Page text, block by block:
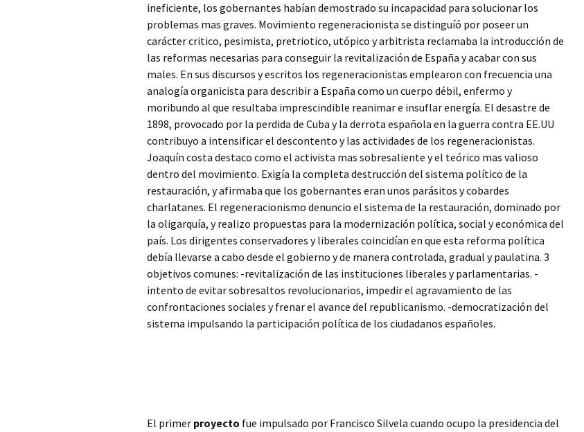
ineficiente, los gobernantes habían demostrado su incapacidad para solucionar los
problemas mas graves. Movimiento regeneracionista se distinguíó por poseer un
carácter critico, pesimista, pretriotico, utópico y arbitrista reclamaba la introducción de
las reformas necesarias para conseguir la revitalización de España y acabar con sus
males. En sus discursos y escritos los regeneracionistas emplearon con frecuencia una
analogía organicista para describir a España como un cuerpo débil, enfermo y
moribundo al que resultaba imprescindible reanimar e insuflar energía. El desastre de
1898, provocado por la perdida de Cuba y la derrota española en la guerra contra EE.UU
contribuyo a intensificar el descontento y las actividades de los regeneracionistas.
Joaquín costa destaco como el activista mas sobresaliente y el teórico mas valioso
dentro del movimiento. Exigía la completa destrucción del sistema político de la
restauración, y afirmaba que los gobernantes eran unos parásitos y cobardes
charlatanes. El regeneracionismo denuncio el sistema de la restauración, dominado por
la oligarquía, y realizo propuestas para la modernización política, social y económica del
país. Los dirigentes conservadores y liberales coincidían en que esta reforma política
debía llevarse a cabo desde el gobierno y de manera controlada, gradual y paulatina. 3
objetivos comunes: -revitalización de las instituciones liberales y parlamentarias. -
intento de evitar sobresaltos revolucionarios, impedir el agravamiento de las
confrontaciones sociales y frenar el avance del republicanismo. -democratización del
sistema impulsando la participación política de los ciudadanos españoles.
El primer proyecto fue impulsado por Francisco Silvela cuando ocupo la presidencia del